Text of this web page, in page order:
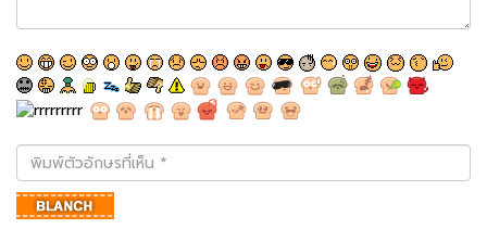
พิมพ์
ตัว
อักษร
ที่